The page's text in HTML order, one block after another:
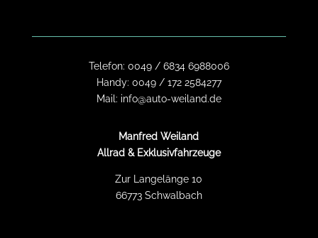
Telefon: 0049 / 6834 6988006
Handy: 0049 / 172 2584277
Mail: info@auto-weiland.de
Manfred Weiland
Allrad & Exklusivfahrzeuge
Zur Langelänge 10
66773 Schwalbach